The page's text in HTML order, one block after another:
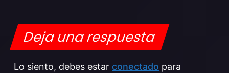
Deja una respuesta
Lo siento, debes estar conectado para